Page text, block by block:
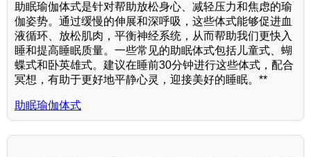
助眠瑜伽体式是针对帮助放松身心、减轻压力和焦虑的瑜
伽姿势。通过缓慢的伸展和深呼吸，这些体式能够促进血
液循环、放松肌肉，平衡神经系统，从而帮助我们更快入
睡和提高睡眠质量。一些常见的助眠体式包括儿童式、蝴
蝶式和卧英雄式。建议在睡前30分钟进行这些体式，配合
冥想，有助于更好地平静心灵，迎接美好的睡眠。**
助眠瑜伽体式